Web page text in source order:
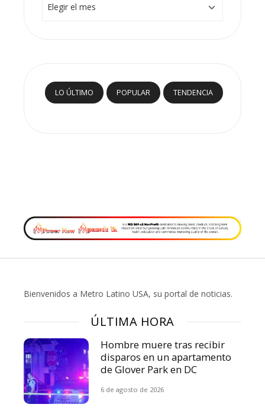
LO ÚLTIMO POPULAR TENDENCIA
Bienvenidos a Metro Latino USA, su portal de noticias.
ÚLTIMA HORA
Hombre muere tras recibir
disparos en un apartamento
de Glover Park en DC
6 de agosto de 2026